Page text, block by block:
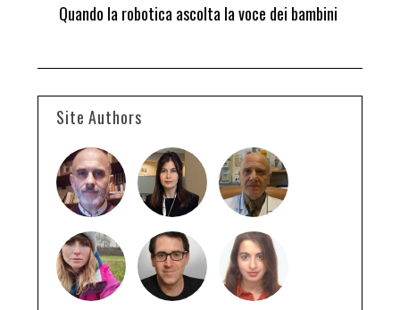
Quando la robotica ascolta la voce dei bambini
Site Authors